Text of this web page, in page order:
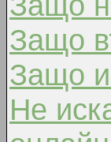
Защо
Защо
Не